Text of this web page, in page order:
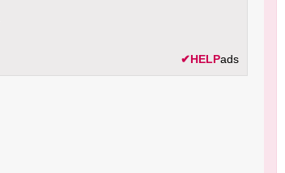
✔HELPads